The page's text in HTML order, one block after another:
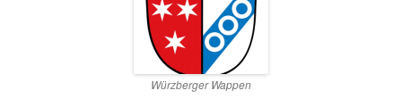
Würzberger Wappen